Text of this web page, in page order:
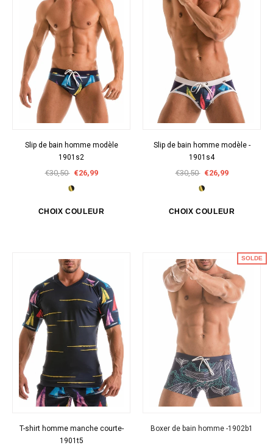
Slip de bain homme modèle
1901s2
€30,50 €26,99
Slip de bain homme modèle -
1901s4
€30,50 €26,99
T-shirt homme manche courte-
1901t5
SOLDE
Boxer de bain homme -1902b1